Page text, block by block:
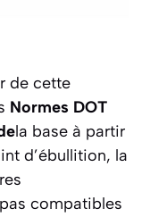
de cette
Normes DOT
la base à partir
d’ébullition, la
compatibles